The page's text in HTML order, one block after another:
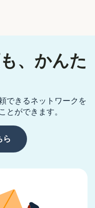
、かんた
できるネットワークを
とができます。
ら